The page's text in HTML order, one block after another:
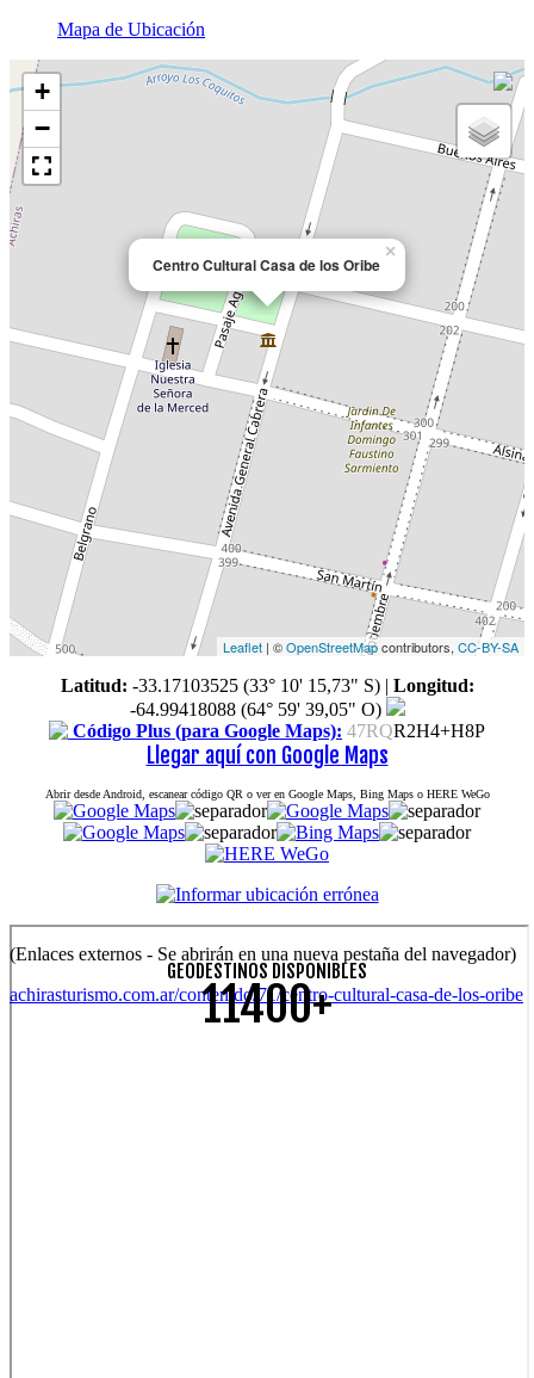
Mapa de Ubicación
Centro Cultural Casa de los Oribe
×
+
−
Leaflet | ©OpenStreetMapcontributors, CC-BY-SA
Latitud: -33.17103525 (33° 10' 15,73" S)| Longitud:
-64.99418088 (64° 59' 39,05" O)
Código Plus (para Google Maps): 47RQR2H4+H8P
Llegar aquí con Google Maps
Abrir desde Android, escanear código QR o ver en Google Maps, Bing Maps o HERE WeGo
(Enlaces externos - Se abrirán en una nueva pestaña del navegador)
achirasturismo.com.ar/contenido/71/centro-cultural-casa-de-los-oribe
GEODESTINOS DISPONIBLES
11400+